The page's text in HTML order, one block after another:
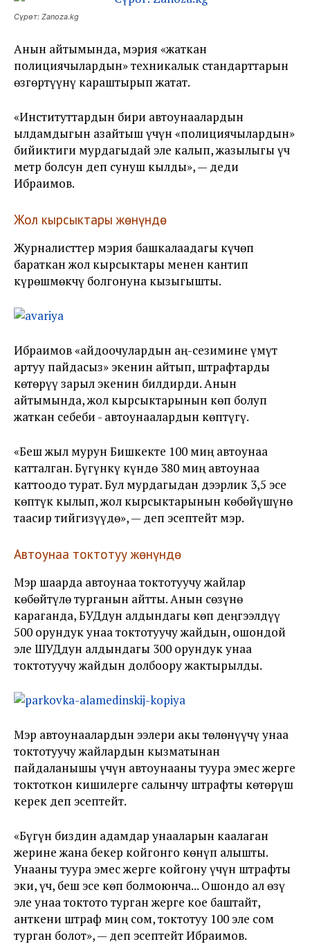
Сүрөт: Zanoza.kg
Анын айтымында, мэрия «жаткан
полициячылардын» техникалык стандарттарын
өзгөртүүнү караштырып жатат.
«Институттардын бири автоунаалардын
ылдамдыгын азайтыш үчүн «полициячылардын»
бийиктиги мурдагыдай эле калып, жазылыгы үч
метр болсун деп сунуш кылды», — деди
Ибраимов.
Жол кырсыктары жөнүндө
Журналисттер мэрия башкалаадагы күчөп
бараткан жол кырсыктары менен кантип
күрөшмөкчү болгонуна кызыгышты.
Ибраимов «айдоочулардын аң-сезимине үмүт
артуу пайдасыз» экенин айтып, штрафтарды
көтөрүү зарыл экенин билдирди. Анын
айтымында, жол кырсыктарынын көп болуп
жаткан себеби - автоунаалардын көптүгү.
«Беш жыл мурун Бишкекте 100 миң автоунаа
катталган. Бүгүнкү күндө 380 миң автоунаа
каттоодо турат. Бул мурдагыдан дээрлик 3,5 эсе
көптүк кылып, жол кырсыктарынын көбөйүшүнө
таасир тийгизүүдө», — деп эсептейт мэр.
Автоунаа токтотуу жөнүндө
Мэр шаарда автоунаа токтотуучу жайлар
көбөйтүлө турганын айтты. Анын сөзүнө
караганда, БУДдун алдындагы көп деңгээлдүү
500 орундук унаа токтотуучу жайдын, ошондой
эле ШУДдун алдындагы 300 орундук унаа
токтотуучу жайдын долбоору жактырылды.
Мэр автоунаалардын ээлери акы төлөнүүчү унаа
токтотуучу жайлардын кызматынан
пайдаланышы үчүн автоунааны туура эмес жерге
токтоткон кишилерге салынчу штрафты көтөрүш
керек деп эсептейт.
«Бүгүн биздин адамдар унааларын каалаган
жерине жана бекер койгонго көнүп алышты.
Унааны туура эмес жерге койгону үчүн штрафты
эки, үч, беш эсе көп болмоюнча... Ошондо ал өзү
эле унаа токтото турган жерге кое баштайт,
анткени штраф миң сом, токтотуу 100 эле сом
турган болот», — деп эсептейт Ибраимов.